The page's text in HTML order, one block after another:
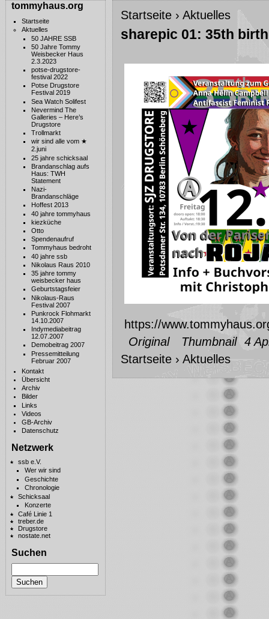
tommyhaus.org
Startseite
Aktuelles
50 JAHRE SSB
50 Jahre Tommy
Weisbecker Haus
2.3.2023
potse-drugstore-
festival 2022
Potse Drugstore
Festival 2019
Sea Watch Solifest
Nevermind The
Galleries – Here’s
Drugstore
Trollmarkt
wir sind alle vom ★
2.juni
25 jahre schicksaal
Brandanschlag aufs
Haus: TWH
Statement
Nazi-
Brandanschläge
Hoffest 2013
40 jahre tommyhaus
kiezküche
Otto
Spendenaufruf
Tommyhaus bedroht
40 jahre ssb
Nikolaus Raus 2010
35 jahre tommy
weisbecker haus
Geburtstagsfeier
Nikolaus-Raus
Festival 2007
Punkrock Flohmarkt
14.10.2007
Indymediabeitrag
12.07.2007
Demobeitrag 2007
Pressemitteilung
Februar 2007
Kontakt
Übersicht
Archiv
Bilder
Links
Videos
GB-Archiv
Datenschutz
Netzwerk
ssb e.V.
Wer wir sind
Geschichte
Chronologie
Schicksaal
Konzerte
Café Linie 1
treber.de
Drugstore
nostate.net
Suchen
Startseite› Aktuelles
sharepic 01: 35th
https://
Original
Thumbnail 4
Startseite› Aktuelles